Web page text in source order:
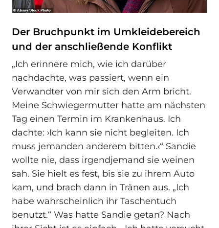
Der Bruchpunkt im Umkleidebereich
und der anschließende Konflikt
„Ich erinnere mich, wie ich darüber
nachdachte, was passiert, wenn ein
Verwandter von mir sich den Arm bricht.
Meine Schwiegermutter hatte am nächsten
Tag einen Termin im Krankenhaus. Ich
dachte: ›Ich kann sie nicht begleiten. Ich
muss jemanden anderem bitten.‹“ Sandie
wollte nie, dass irgendjemand sie weinen
sah. Sie hielt es fest, bis sie zu ihrem Auto
kam, und brach dann in Tränen aus. „Ich
habe wahrscheinlich ihr Taschentuch
benutzt.“ Was hatte Sandie getan? Nach